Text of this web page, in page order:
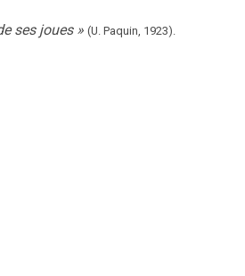
ses joues » (U. Paquin, 1923).